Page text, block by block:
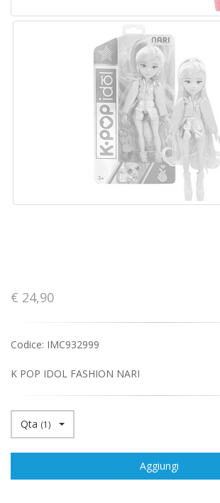
€ 24,90
Codice: IMC932999
K POP IDOL FASHION NARI
Qta (1)
Aggiungi